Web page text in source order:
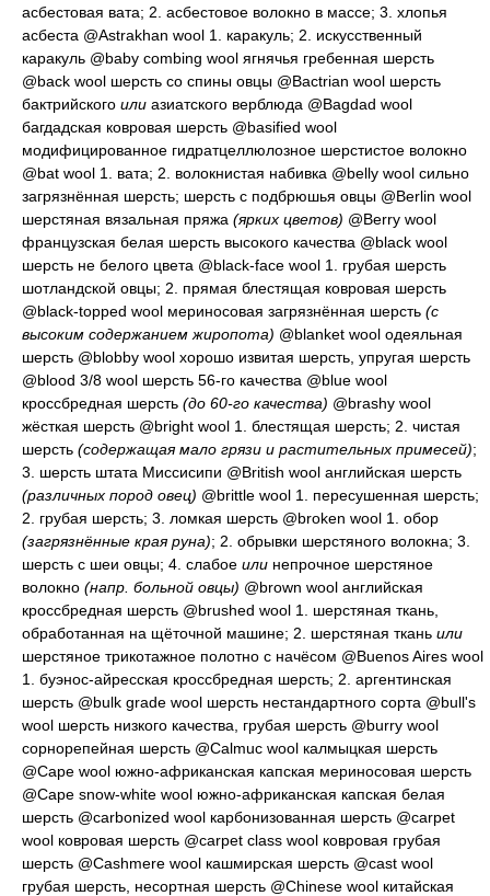
асбестовая вата; 2. асбестовое волокно в массе; 3. хлопья
асбеста @Astrakhan wool 1. каракуль; 2. искусственный
каракуль @baby combing wool ягнячья гребенная шерсть
@back wool шерсть со спины овцы @Bactrian wool шерсть
бактрийского или азиатского верблюда @Bagdad wool
багдадская ковровая шерсть @basified wool
модифицированное гидратцеллюлозное шерстистое волокно
@bat wool 1. вата; 2. волокнистая набивка @belly wool сильно
загрязнённая шерсть; шерсть с подбрюшья овцы @Berlin wool
шерстяная вязальная пряжа (ярких цветов) @Berry wool
французская белая шерсть высокого качества @black wool
шерсть не белого цвета @black-face wool 1. грубая шерсть
шотландской овцы; 2. прямая блестящая ковровая шерсть
@black-topped wool мериносовая загрязнённая шерсть (с
высоким содержанием жиропота) @blanket wool одеяльная
шерсть @blobby wool хорошо извитая шерсть, упругая шерсть
@blood 3/8 wool шерсть 56-го качества @blue wool
кроссбредная шерсть (до 60-го качества) @brashy wool
жёсткая шерсть @bright wool 1. блестящая шерсть; 2. чистая
шерсть (содержащая мало грязи и растительных примесей);
3. шерсть штата Миссисипи @British wool английская шерсть
(различных пород овец) @brittle wool 1. пересушенная шерсть;
2. грубая шерсть; 3. ломкая шерсть @broken wool 1. обор
(загрязнённые края руна); 2. обрывки шерстяного волокна; 3.
шерсть с шеи овцы; 4. слабое или непрочное шерстяное
волокно (напр. больной овцы) @brown wool английская
кроссбредная шерсть @brushed wool 1. шерстяная ткань,
обработанная на щёточной машине; 2. шерстяная ткань или
шерстяное трикотажное полотно с начёсом @Buenos Aires wool
1. буэнос-айресская кроссбредная шерсть; 2. аргентинская
шерсть @bulk grade wool шерсть нестандартного сорта @bull's
wool шерсть низкого качества, грубая шерсть @burry wool
сорнорепейная шерсть @Calmuc wool калмыцкая шерсть
@Cape wool южно-африканская капская мериносовая шерсть
@Cape snow-white wool южно-африканская капская белая
шерсть @carbonized wool карбонизованная шерсть @carpet
wool ковровая шерсть @carpet class wool ковровая грубая
шерсть @Cashmere wool кашмирская шерсть @cast wool
грубая шерсть, несортная шерсть @Chinese wool китайская